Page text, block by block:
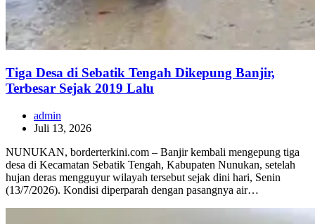
Tiga Desa di Sebatik Tengah Dikepung Banjir,
Terbesar Sejak 2019 Lalu
admin
Juli 13, 2026
NUNUKAN, borderterkini.com – Banjir kembali mengepung tiga
desa di Kecamatan Sebatik Tengah, Kabupaten Nunukan, setelah
hujan deras mengguyur wilayah tersebut sejak dini hari, Senin
(13/7/2026). Kondisi diperparah dengan pasangnya air…